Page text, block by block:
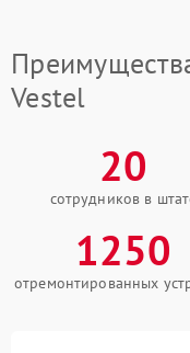
Vestel
20
сотрудников в
1250
отремонтированных